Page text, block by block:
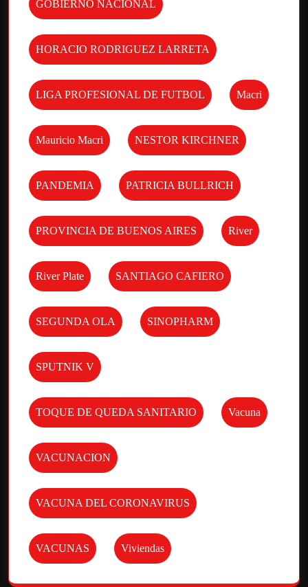
GOBIERNO NACIONAL
HORACIO RODRIGUEZ LARRETA
LIGA PROFESIONAL DE FUTBOL Macri
Mauricio Macri NESTOR KIRCHNER
PANDEMIA PATRICIA BULLRICH
PROVINCIA DE BUENOS AIRES River
River Plate SANTIAGO CAFIERO
SEGUNDA OLA SINOPHARM
SPUTNIK V
TOQUE DE QUEDA SANITARIO Vacuna
VACUNACION
VACUNA DEL CORONAVIRUS
VACUNAS Viviendas